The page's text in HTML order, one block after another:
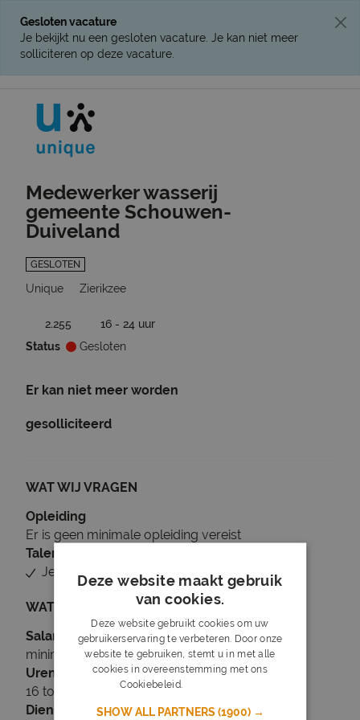
Gesloten vacature
Je bekijkt nu een gesloten vacature. Je kan niet meer
solliciteren op deze vacature.
Medewerker wasserij
gemeente Schouwen-
Duiveland
GESLOTEN
Unique Zierikzee
2.255
16 - 24 uur
Status
Gesloten
Er kan niet meer worden
gesolliciteerd
WAT WIJ VRAGEN
Opleiding
Er is geen minimale opleiding vereist
Talen
Je beheerst Nederlands
WAT WIJ BIEDEN
Salaris
minimaal € 2.255
Uren
16 tot 24 uur per week
Dienstverband
Deze website maakt gebruik
van cookies.
Deze website gebruikt cookies om uw
gebruikerservaring te verbeteren. Door onze
website te gebruiken, stemt u in met alle
cookies in overeenstemming met ons
Cookiebeleid.
SHOW ALL PARTNERS(1900) →